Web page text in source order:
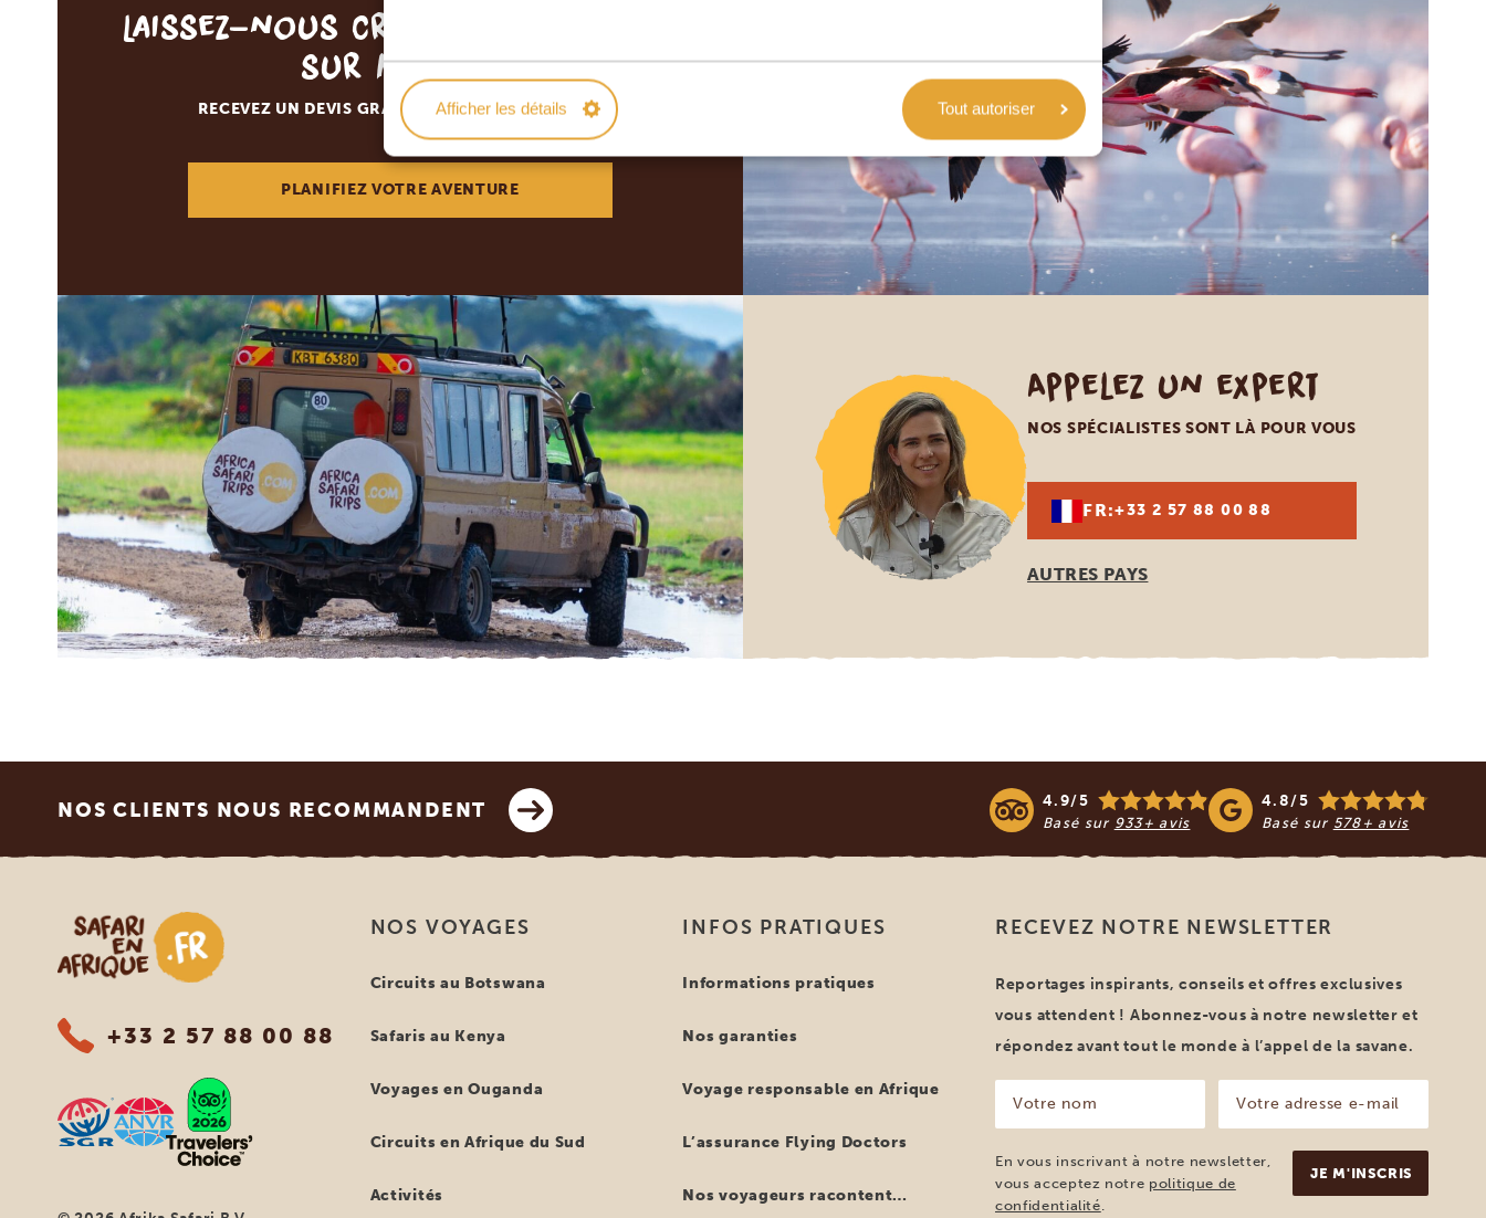
Afficher les détails Tout autoriser
Laissez-nous créer votre voyage
sur mesure
RECEVEZ UN DEVIS GRATUIT, SANS ENGAGEMENT
PLANIFIEZ VOTRE AVENTURE
Appelez un expert
NOS SPÉCIALISTES SONT LÀ POUR VOUS
FR:+33 2 57 88 00 88
AUTRES PAYS
NOS CLIENTS NOUS RECOMMANDENT 4.9/5
Basé sur 933+ avis
4.8/5
Basé sur 578+ avis
Safari en Afrique
+33 2 57 88 00 88
NOS VOYAGES
Circuits au Botswana
Safaris au Kenya
Voyages en Ouganda
Circuits en Afrique du Sud
Activités
INFOS PRATIQUES
Informations pratiques
Nos garanties
Voyage responsable en Afrique
L’assurance Flying Doctors
Nos voyageurs racontent…
RECEVEZ NOTRE NEWSLETTER
Reportages inspirants, conseils et offres exclusives
vous attendent ! Abonnez-vous à notre newsletter et
répondez avant tout le monde à l’appel de la savane.
nom
(Nécessaire)
adresse
e-
mail
(Nécessaire)
En vous inscrivant à notre newsletter,
vous acceptez notre politique de
confidentialité.